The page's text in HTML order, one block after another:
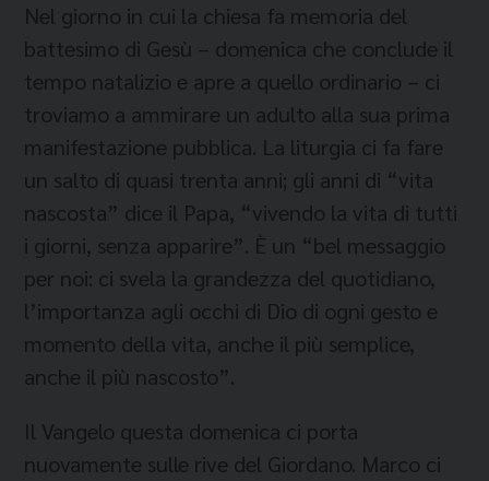
Nel giorno in cui la chiesa fa memoria del
battesimo di Gesù – domenica che conclude il
tempo natalizio e apre a quello ordinario – ci
troviamo a ammirare un adulto alla sua prima
manifestazione pubblica. La liturgia ci fa fare
un salto di quasi trenta anni; gli anni di “vita
nascosta” dice il Papa, “vivendo la vita di tutti
i giorni, senza apparire”. È un “bel messaggio
per noi: ci svela la grandezza del quotidiano,
l’importanza agli occhi di Dio di ogni gesto e
momento della vita, anche il più semplice,
anche il più nascosto”.
Il Vangelo questa domenica ci porta
nuovamente sulle rive del Giordano. Marco ci